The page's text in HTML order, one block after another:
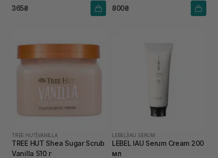
365₴ 800₴
TREE HUT |VANILLA
TREE HUT Shea Sugar Scrub
Vanilla 510 г
LEBEL IAU SERUM
LEBEL IAU Serum Cream 200
мл